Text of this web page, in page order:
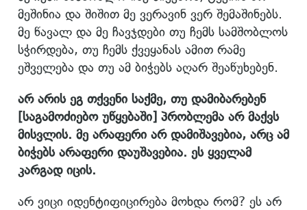
მეშინია და შიშით მე ვერავინ ვერ შემაშინებს.
მე წავალ და მე ჩავჯდები თუ ჩემს სამშობლოს
სჭირდება, თუ ჩემს ქვეყანას ამით რამე
ეშველება და თუ ამ ბიჭებს აღარ შეაწუხებენ.
არ არის ეგ თქვენი საქმე, თუ დამიბარებენ
[საგამოძიებო უწყებაში] პრობლემა არ მაქვს
მისვლის. მე არაფერი არ დამიშავებია, არც ამ
ბიჭებს არაფერი დაუშავებია. ეს ყველამ
კარგად იცის.
არ ვიცი იდენტიფიცირება მოხდა რომ? ეს არ